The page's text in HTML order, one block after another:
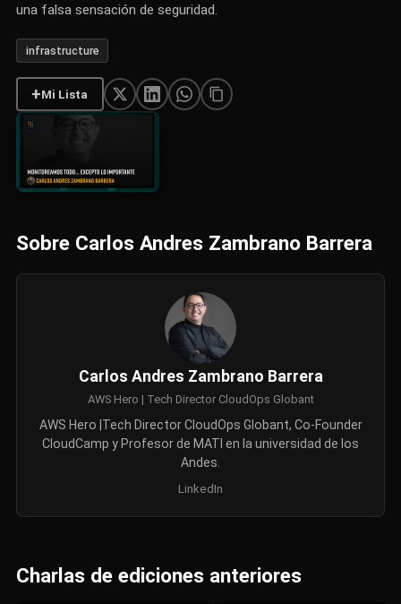
una falsa sensación de seguridad.
infrastructure
+Mi Lista
Sobre Carlos Andres Zambrano Barrera
Carlos Andres Zambrano Barrera
AWS Hero | Tech Director CloudOps Globant
AWS Hero |Tech Director CloudOps Globant, Co-Founder
CloudCamp y Profesor de MATI en la universidad de los
Andes.
LinkedIn
Charlas de ediciones anteriores